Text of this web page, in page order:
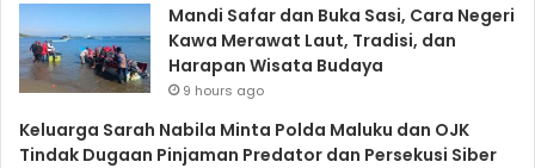
Mandi Safar dan Buka Sasi, Cara Negeri
Kawa Merawat Laut, Tradisi, dan
Harapan Wisata Budaya
9 hours ago
Keluarga Sarah Nabila Minta Polda Maluku dan OJK
Tindak Dugaan Pinjaman Predator dan Persekusi Siber